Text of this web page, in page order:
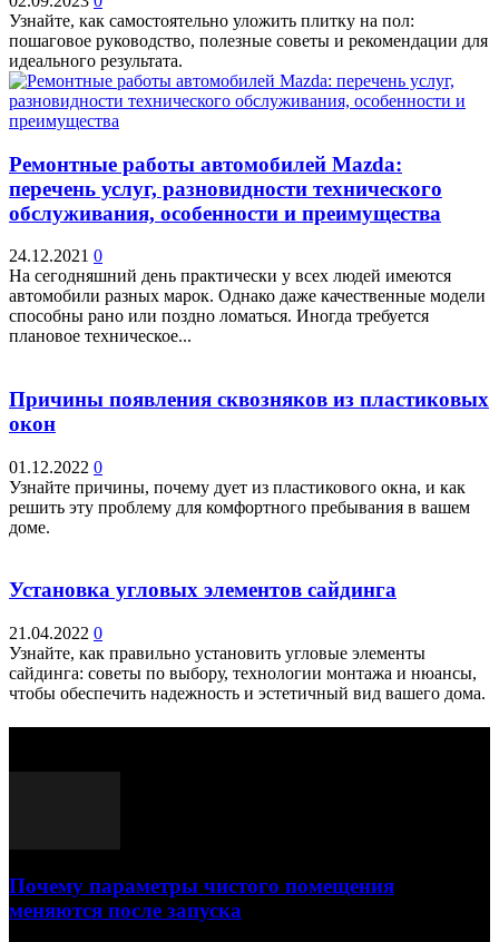
Узнайте, как самостоятельно уложить плитку на пол:
пошаговое руководство, полезные советы и рекомендации для
идеального результата.
Ремонтные работы автомобилей Mazda:
перечень услуг, разновидности технического
обслуживания, особенности и преимущества
24.12.2021 0
На сегодняшний день практически у всех людей имеются
автомобили разных марок. Однако даже качественные модели
способны рано или поздно ломаться. Иногда требуется
плановое техническое...
Причины появления сквозняков из пластиковых
окон
01.12.2022 0
Узнайте причины, почему дует из пластикового окна, и как
решить эту проблему для комфортного пребывания в вашем
доме.
Установка угловых элементов сайдинга
21.04.2022 0
Узнайте, как правильно установить угловые элементы
сайдинга: советы по выбору, технологии монтажа и нюансы,
чтобы обеспечить надежность и эстетичный вид вашего дома.
Почему параметры чистого помещения
меняются после запуска